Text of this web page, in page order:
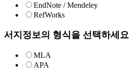
EndNote / Mendeley
RefWorks
서지정보의 형식을 선택하세요
MLA
APA